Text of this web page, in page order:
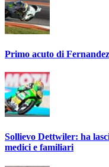
Primo acuto di
Sollievo Dettwiler: ha
medici e familiari